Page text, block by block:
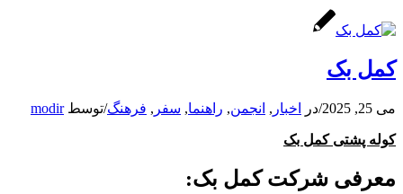
کمل بک
می 25, 2025 /در اخبار , انجمن, راهنما, سفر , فرهنگ/توسطmodir
کوله پشتی کمل بک
معرفی شرکت کمل بک: